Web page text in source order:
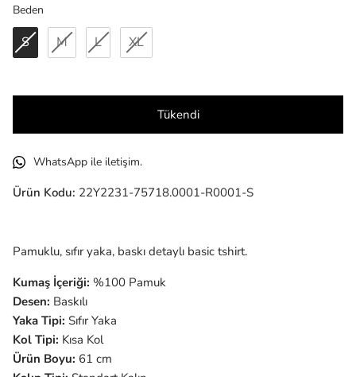
Beden
Beden
S M L XL
Tükendi
WhatsApp ile iletişim.
Ürün Kodu: 22Y2231-75718.0001-R0001-S
Pamuklu, sıfır yaka, baskı detaylı basic tshirt.
Kumaş İçeriği: %100 Pamuk
Desen: Baskılı
Yaka Tipi: Sıfır Yaka
Kol Tipi: Kısa Kol
Ürün Boyu: 61 cm